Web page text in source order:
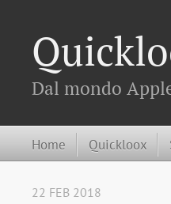
Dal mondo
Home Quickloox
22 FEB 2018